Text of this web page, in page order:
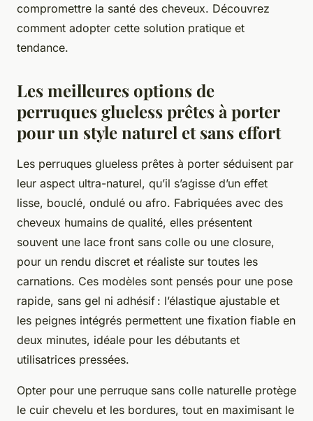
compromettre la santé des cheveux. Découvrez
comment adopter cette solution pratique et
tendance.
Les meilleures options de
perruques glueless prêtes à porter
pour un style naturel et sans effort
Les perruques glueless prêtes à porter séduisent par
leur aspect ultra-naturel, qu’il s’agisse d’un effet
lisse, bouclé, ondulé ou afro. Fabriquées avec des
cheveux humains de qualité, elles présentent
souvent une lace front sans colle ou une closure,
pour un rendu discret et réaliste sur toutes les
carnations. Ces modèles sont pensés pour une pose
rapide, sans gel ni adhésif : l’élastique ajustable et
les peignes intégrés permettent une fixation fiable en
deux minutes, idéale pour les débutants et
utilisatrices pressées.
Opter pour une perruque sans colle naturelle protège
le cuir chevelu et les bordures, tout en maximisant le